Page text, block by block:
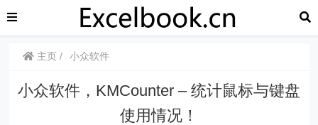
主页 小众软件
​​小众软件，KMCounter – 统计鼠标与键盘
使用情况！